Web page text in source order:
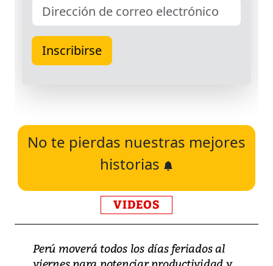
No te pierdas nuestras mejores
historias
VIDEOS
Perú moverá todos los días feriados al